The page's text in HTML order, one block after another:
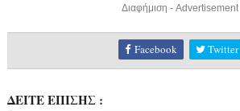
Διαφήμιση - Advertisement
Facebook Twitter
ΔΕΙΤΕ ΕΠΙΣΗΣ :